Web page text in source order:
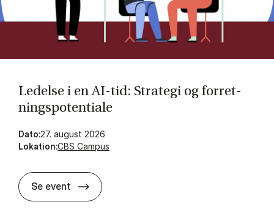
Le­del­se i en AI-tid: Stra­te­gi og for­ret­
nings­po­ten­ti­a­le
Dato:27. august 2026
Lokation:CBS Campus
Se event Le­del­se i en AI-tid: Stra­te­gi og